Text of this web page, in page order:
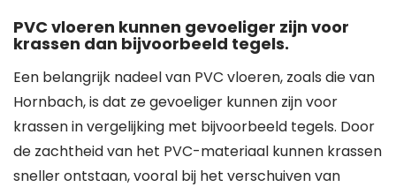
PVC vloeren kunnen gevoeliger zijn voor
krassen dan bijvoorbeeld tegels.
Een belangrijk nadeel van PVC vloeren, zoals die van
Hornbach, is dat ze gevoeliger kunnen zijn voor
krassen in vergelijking met bijvoorbeeld tegels. Door
de zachtheid van het PVC-materiaal kunnen krassen
sneller ontstaan, vooral bij het verschuiven van